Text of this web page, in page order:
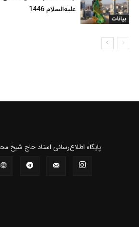
بیانات
علیه‌السلام 1446
پايگاه اطلاع‌رسانی استاد حاج شیخ